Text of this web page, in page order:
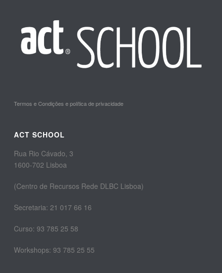
Termos e Condições e política de privacidade
ACT SCHOOL
Rua Rio Cávado, 3
1600-702 Lisboa
(Centro de Recursos Rede DLBC Lisboa)
Secretaria: 21 017 66 16
Curso: 93 785 25 58
Workshops: 93 785 25 55